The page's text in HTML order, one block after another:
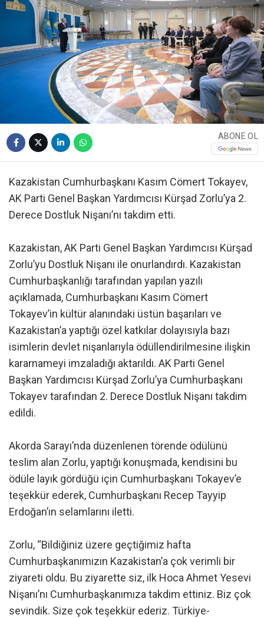
ABONE OL
Kazakistan Cumhurbaşkanı Kasım Cömert Tokayev,
AK Parti Genel Başkan Yardımcısı Kürşad Zorlu’ya 2.
Derece Dostluk Nişanı’nı takdim etti.
Kazakistan, AK Parti Genel Başkan Yardımcısı Kürşad
Zorlu’yu Dostluk Nişanı ile onurlandırdı. Kazakistan
Cumhurbaşkanlığı tarafından yapılan yazılı
açıklamada, Cumhurbaşkanı Kasım Cömert
Tokayev’in kültür alanındaki üstün başarıları ve
Kazakistan’a yaptığı özel katkılar dolayısıyla bazı
isimlerin devlet nişanlarıyla ödüllendirilmesine ilişkin
kararnameyi imzaladığı aktarıldı. AK Parti Genel
Başkan Yardımcısı Kürşad Zorlu’ya Cumhurbaşkanı
Tokayev tarafından 2. Derece Dostluk Nişanı takdim
edildi.
Akorda Sarayı’nda düzenlenen törende ödülünü
teslim alan Zorlu, yaptığı konuşmada, kendisini bu
ödüle layık gördüğü için Cumhurbaşkanı Tokayev’e
teşekkür ederek, Cumhurbaşkanı Recep Tayyip
Erdoğan’ın selamlarını iletti.
Zorlu, “Bildiğiniz üzere geçtiğimiz hafta
Cumhurbaşkanımızın Kazakistan’a çok verimli bir
ziyareti oldu. Bu ziyarette siz, ilk Hoca Ahmet Yesevi
Nişanı’nı Cumhurbaşkanımıza takdim ettiniz. Biz çok
sevindik. Size çok teşekkür ederiz. Türkiye-